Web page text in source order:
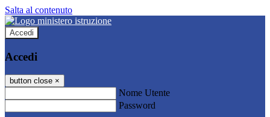
Salta al contenuto
Accedi
Accedi
button close ×
Nome Utente
Password